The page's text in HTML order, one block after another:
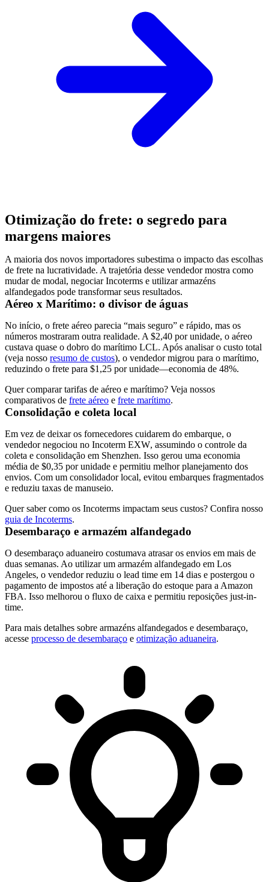
Otimização do frete: o segredo para
margens maiores
A maioria dos novos importadores subestima o impacto das escolhas
de frete na lucratividade. A trajetória desse vendedor mostra como
mudar de modal, negociar Incoterms e utilizar armazéns
alfandegados pode transformar seus resultados.
Aéreo x Marítimo: o divisor de águas
No início, o frete aéreo parecia “mais seguro” e rápido, mas os
números mostraram outra realidade. A $2,40 por unidade, o aéreo
custava quase o dobro do marítimo LCL. Após analisar o custo total
(veja nosso resumo de custos), o vendedor migrou para o marítimo,
reduzindo o frete para $1,25 por unidade—economia de 48%.
Quer comparar tarifas de aéreo e marítimo? Veja nossos
comparativos de frete aéreo e frete marítimo.
Consolidação e coleta local
Em vez de deixar os fornecedores cuidarem do embarque, o
vendedor negociou no Incoterm EXW, assumindo o controle da
coleta e consolidação em Shenzhen. Isso gerou uma economia
média de $0,35 por unidade e permitiu melhor planejamento dos
envios. Com um consolidador local, evitou embarques fragmentados
e reduziu taxas de manuseio.
Quer saber como os Incoterms impactam seus custos? Confira nosso
guia de Incoterms.
Desembaraço e armazém alfandegado
O desembaraço aduaneiro costumava atrasar os envios em mais de
duas semanas. Ao utilizar um armazém alfandegado em Los
Angeles, o vendedor reduziu o lead time em 14 dias e postergou o
pagamento de impostos até a liberação do estoque para a Amazon
FBA. Isso melhorou o fluxo de caixa e permitiu reposições just-in-
time.
Para mais detalhes sobre armazéns alfandegados e desembaraço,
acesse processo de desembaraço e otimização aduaneira.